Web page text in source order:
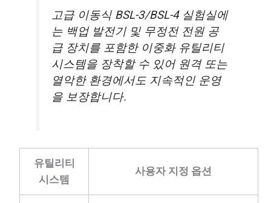
고급 이동식 BSL-3/BSL-4 실험실에
는 백업 발전기 및 무정전 전원 공
급 장치를 포함한 이중화 유틸리티
시스템을 장착할 수 있어 원격 또는
열악한 환경에서도 지속적인 운영
을 보장합니다.
유틸리티
시스템
사용자 지정 옵션